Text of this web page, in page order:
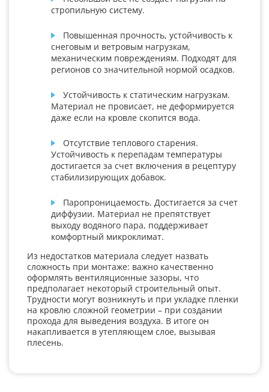
стропильную систему.
Повышенная прочность, устойчивость к
снеговым и ветровым нагрузкам,
механическим повреждениям. Подходят для
регионов со значительной нормой осадков.
Устойчивость к статическим нагрузкам.
Материал не провисает, не деформируется
даже если на кровле скопится вода.
Отсутствие теплового старения.
Устойчивость к перепадам температуры
достигается за счет включения в рецептуру
стабилизирующих добавок.
Паропроницаемость. Достигается за счет
диффузии. Материал не препятствует
выходу водяного пара, поддерживает
комфортный микроклимат.
Из недостатков материала следует назвать
сложность при монтаже: важно качественно
оформлять вентиляционные зазоры, что
предполагает некоторый строительный опыт.
Трудности могут возникнуть и при укладке пленки
на кровлю сложной геометрии – при создании
прохода для выведения воздуха. В итоге он
накапливается в утепляющем слое, вызывая
плесень.